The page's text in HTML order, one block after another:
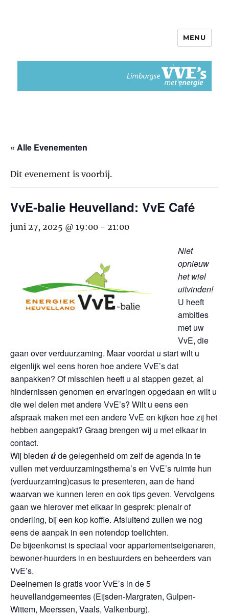
Limburgse VvEs met Energie
MENU
« Alle Evenementen
Dit evenement is voorbij.
VvE-balie Heuvelland: VvE Café
juni 27, 2025 @ 19:00 - 21:00
Niet
opnieuw
het wiel
uitvinden!
U heeft
ambities
met uw
VvE, die
gaan over verduurzaming. Maar voordat u start wilt u
eigenlijk wel eens horen hoe andere VvE’s dat
aanpakken? Of misschien heeft u al stappen gezet, al
hindernissen genomen en ervaringen opgedaan en wilt u
die wel delen met andere VvE’s? Wilt u eens een
afspraak maken met een andere VvE en kijken hoe zij het
hebben aangepakt? Graag brengen wij u met elkaar in
contact.
Wij bieden úde gelegenheid om zelf de agenda in te
vullen met verduurzamingsthema’s en VvE’s ruimte hun
(verduurzaming)casus te presenteren, aan de hand
waarvan we kunnen leren en ook tips geven. Vervolgens
gaan we hierover met elkaar in gesprek: plenair of
onderling, bij een kop koffie. Afsluitend zullen we nog
eens de aanpak in een notendop toelichten.
De bijeenkomst is speciaal voor appartementseigenaren,
bewoner-huurders in en bestuurders en beheerders van
VvE’s.
Deelnemen is gratis voor VvE’s in de 5
heuvellandgemeentes (Eijsden-Margraten, Gulpen-
Wittem, Meerssen, Vaals, Valkenburg).